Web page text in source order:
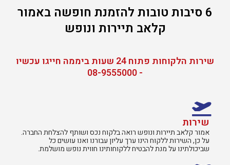
6 סיבות טובות להזמנת חופשה באמור
קלאב תיירות ונופש
שירות הלקוחות פתוח 24 שעות ביממה חייגו עכשיו
- 08-9555000
שירות
אמור קלאב תיירות ונופש רואה בלקוח נכס ושותף להצלחת החברה.
על כן, השירות ללקוח הינו ערך עליון עבורנו ואנו עושים כל
שביכולתינו על מנת להבטיח ללקוחותינו חווית נופש מושלמת.